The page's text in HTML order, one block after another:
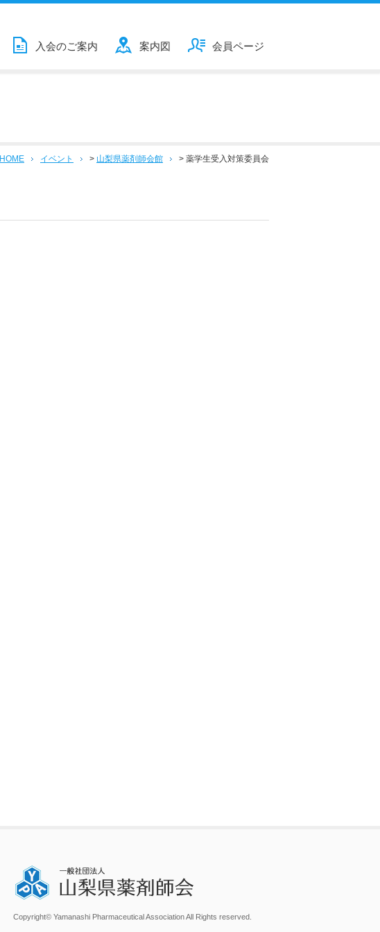
入会のご案内 案内図 会員ページ
HOME イベント > 山梨県薬剤師会館 > 薬学生受入対策委員会
Copyright© Yamanashi Pharmaceutical Association All Rights reserved.